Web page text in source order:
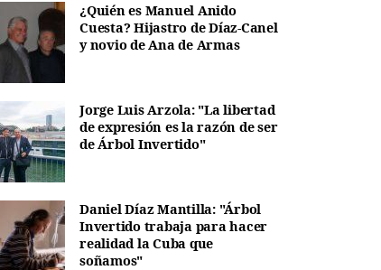
¿Quién es Manuel Anido
Cuesta? Hijastro de Díaz-Canel
y novio de Ana de Armas
Jorge Luis Arzola: "La libertad
de expresión es la razón de ser
de Árbol Invertido"
Daniel Díaz Mantilla: "Árbol
Invertido trabaja para hacer
realidad la Cuba que
soñamos"